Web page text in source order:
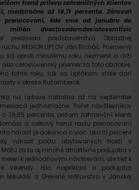
trend prílevu zahraničných klientov
medziročne až 18,71 percenta. Zároveň
kde sme od januára do
milión dvestosedemdesiatosemtisíc
predseda predstavenstva Oblastnej
REGION LIPTOV Ján Blcháč. Priemerný
sa oproti minulému roku nezmenil a drží
celoslovenský priemer za toto obdobie.
tohto roku, tak sa Liptákom stále darí
v okrese Ružomberok.
na Liptove natiahla až na september
jednoznačne. Počet návštevníkov
28,65 percenta, pričom zahraniční klienti
a celkový trend rastu prenocovaní
nárast je dokonca o viac ako 10 percent
nárast počtu ubytovaných hostí v
Môžu za to aj mnohé atraktívne podujatia v
k jednodňovým návštevám, ale tiež k
víkendy. Išlo napríklad o podujatia
Mikuláši a Drevené kráľovstvo v Jánskej